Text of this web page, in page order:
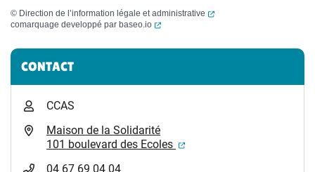
© Direction de l’information légale et administrative
(ouverture dans un
comarquage developpé par baseo.io (ouverture dans un nouvel onglet)
Informations complémentaires
CONTACT
CCAS
Maison de la Solidarité
101 boulevard des Ecoles
(ouverture dans un
04 67 69 04 04